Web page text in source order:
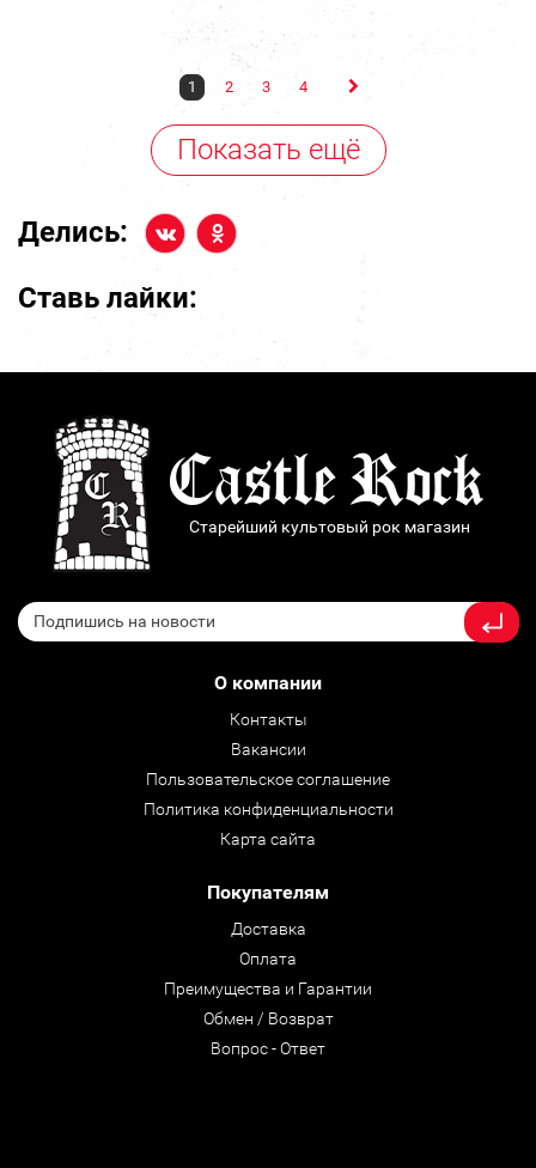
1 2 3 4
Показать ещё
Делись:
Ставь лайки:
Старейший культовый рок магазин
О компании
Контакты
Вакансии
Пользовательское соглашение
Политика конфиденциальности
Карта сайта
Покупателям
Доставка
Оплата
Преимущества и Гарантии
Обмен / Возврат
Вопрос - Ответ